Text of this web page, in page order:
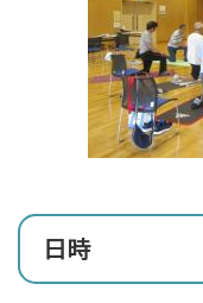
日時